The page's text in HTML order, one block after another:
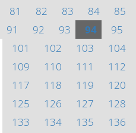
81
82 83 84 85
91
92 93 94 95
101
102 103 104
109
110 111 112
117
118 119 120
125
126 127 128
133
134 135 136